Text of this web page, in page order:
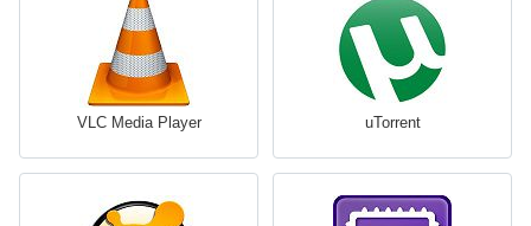
VLC Media Player uTorrent